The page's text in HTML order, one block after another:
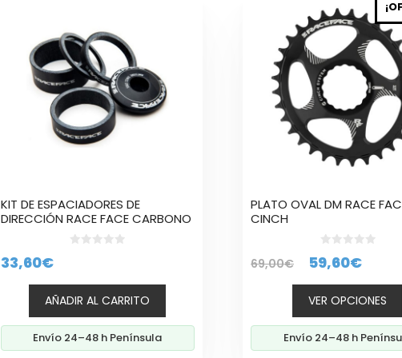
KIT DE ESPACIADORES DE
DIRECCIÓN RACE FACE CARBONO
5
33,60€
AÑADIR AL CARRITO
Envío 24–48 h Península
PLATO OVAL DM RACE
CINCH
d
5
69,00€
El
precio
original
era:
69,00€.
59,60€El
precio
es:
VER OPCIONES
múltiples
variantes.
opciones
pueden
página
de
Envío 24–48 h